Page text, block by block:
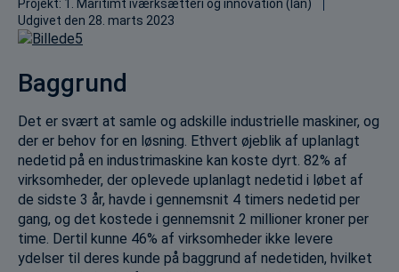
Projekt: 1. Maritimt iværksætteri og innovation (lån)
Udgivet den 28. marts 2023
Baggrund
Det er svært at samle og adskille industrielle maskiner, og
der er behov for en løsning. Ethvert øjeblik af uplanlagt
nedetid på en industrimaskine kan koste dyrt. 82% af
virksomheder, der oplevede uplanlagt nedetid i løbet af
de sidste 3 år, havde i gennemsnit 4 timers nedetid per
gang, og det kostede i gennemsnit 2 millioner kroner per
time. Dertil kunne 46% af virksomheder ikke levere
ydelser til deres kunde på baggrund af nedetiden, hvilket